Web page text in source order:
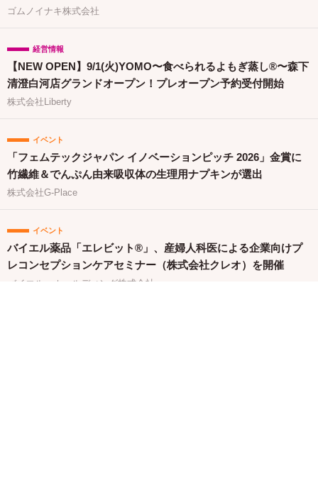
ゴムノイナキ株式会社
経営情報
【NEW OPEN】9/1(火)YOMO〜食べられるよもぎ蒸し®〜森下
清澄白河店グランドオープン！プレオープン予約受付開始
株式会社Liberty
イベント
「フェムテックジャパン イノベーションピッチ 2026」金賞に
竹繊維＆でんぷん由来吸収体の生理用ナプキンが選出
株式会社G-Place
イベント
バイエル薬品「エレビット®」、産婦人科医による企業向けプ
レコンセプションケアセミナー（株式会社クレオ）を開催
バイエル ホールディング株式会社